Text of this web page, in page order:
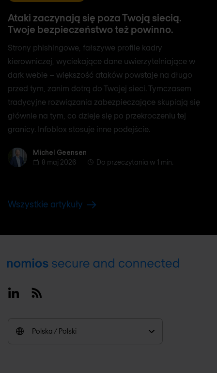
Ataki zaczynają się poza Twoją siecią.
Twoje bezpieczeństwo też powinno.
Strony phishingowe, fałszywe profile kadry
kierowniczej, wyciekające dane uwierzytelniające w
dark webie – większość ataków powstaje na długo
przed tym, zanim dotrą do Twojej sieci. Tymczasem
tradycyjne rozwiązania zabezpieczające skupiają się
głównie na tym, co dzieje się po przekroczeniu tej
granicy. Infoblox stosuje inne podejście.
Michel Geensen
Michel Geensen
8 maj 2026
Do przeczytania w 1 min.
Wszystkie artykuły
Footer
LinkedinRSS
Polska / Polski